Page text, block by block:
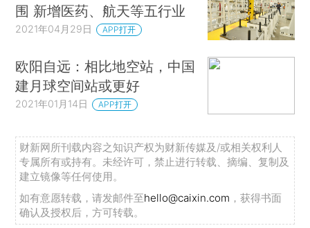
围 新增医药、航天等五行业
2021年04月29日 APP打开
欧阳自远：相比地空站，中国
建月球空间站或更好
2021年01月14日 APP打开
财新网所刊载内容之知识产权为财新传媒及/或相关权利人
专属所有或持有。未经许可，禁止进行转载、摘编、复制及
建立镜像等任何使用。
如有意愿转载，请发邮件至hello@caixin.com ，获得书面
确认及授权后，方可转载。